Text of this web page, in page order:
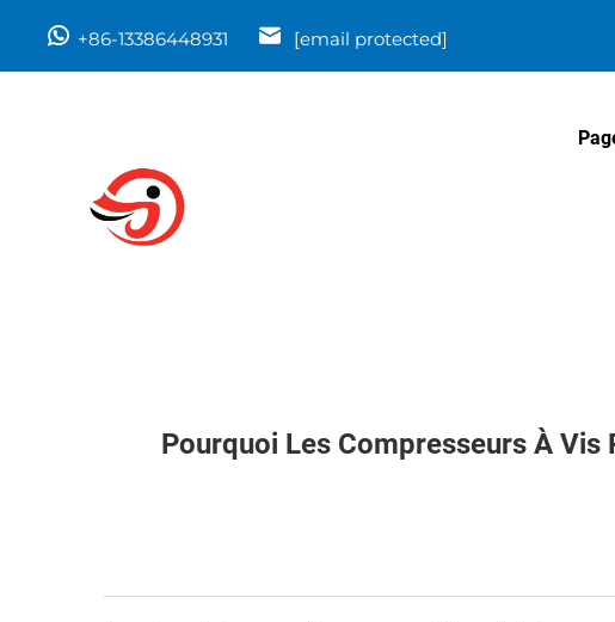
+86-13386448931 [email protected]
Pourquoi Les Compresseurs À Vis